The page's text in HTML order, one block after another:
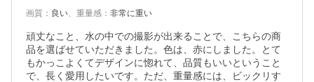
画質 ： 良い、 重量感 ： 非常に重い
頑丈なこと、水の中での撮影が出来ることで、こちらの商
品を選ばせていただきました。色は、赤にしました。とて
もかっこよくてデザインに惚れて、品質もいいということ
で、長く愛用したいです。ただ、重量感には、ビックリす